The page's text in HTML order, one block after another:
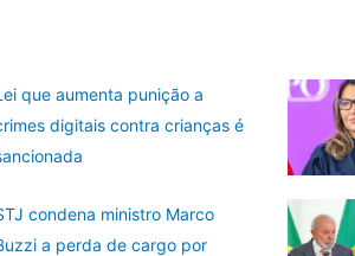
que aumenta punição a
digitais contra crianças é
condena ministro Marco
a perda de cargo por